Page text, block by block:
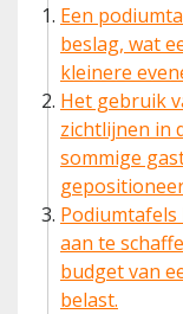
Een
beslag, wat
kleinere
Het gebruik
zichtlijnen in
sommige
aan te
budget van
belast.